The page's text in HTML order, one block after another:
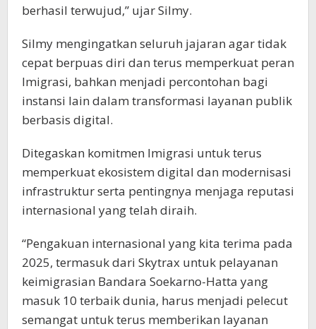
berhasil terwujud,” ujar Silmy.
Silmy mengingatkan seluruh jajaran agar tidak
cepat berpuas diri dan terus memperkuat peran
Imigrasi, bahkan menjadi percontohan bagi
instansi lain dalam transformasi layanan publik
berbasis digital.
Ditegaskan komitmen Imigrasi untuk terus
memperkuat ekosistem digital dan modernisasi
infrastruktur serta pentingnya menjaga reputasi
internasional yang telah diraih.
“Pengakuan internasional yang kita terima pada
2025, termasuk dari Skytrax untuk pelayanan
keimigrasian Bandara Soekarno-Hatta yang
masuk 10 terbaik dunia, harus menjadi pelecut
semangat untuk terus memberikan layanan